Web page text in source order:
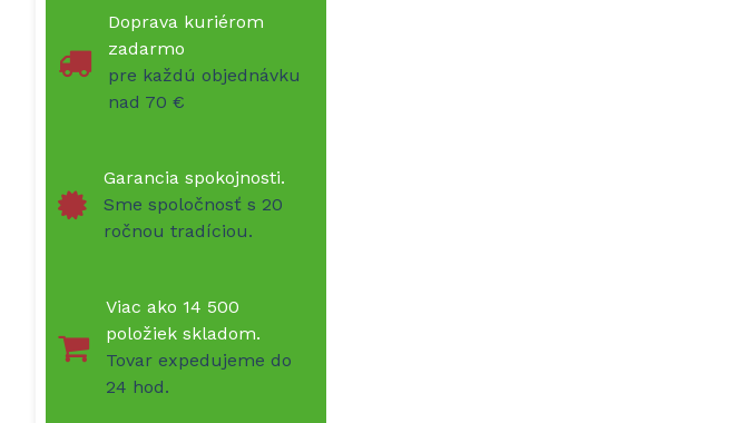
Doprava kuriérom
zadarmo
pre každú objednávku
nad 70 €
Garancia spokojnosti.
Sme spoločnosť s 20
ročnou tradíciou.
Viac ako 14 500
položiek skladom.
Tovar expedujeme do
24 hod.